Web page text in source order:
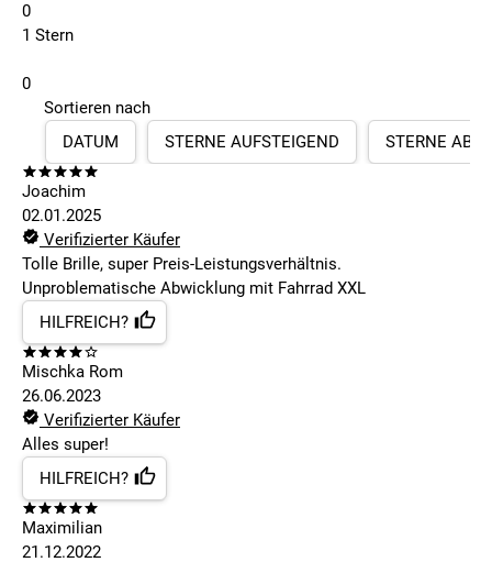
0
1 Stern
0
Sortieren nach
DATUM
STERNE AUFSTEIGEND STERNE
Joachim
02.01.2025
Verifizierter Käufer
Tolle Brille, super Preis-Leistungsverhältnis.
Unproblematische Abwicklung mit Fahrrad XXL
HILFREICH?
Mischka Rom
26.06.2023
Verifizierter Käufer
Alles super!
HILFREICH?
Maximilian
21.12.2022